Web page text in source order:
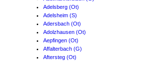
Adelsberg (Ot)
Adelsheim (S)
Adersbach (Ot)
Adolzhausen (Ot)
Aepfingen (Ot)
Affalterbach (G)
Aftersteg (Ot)